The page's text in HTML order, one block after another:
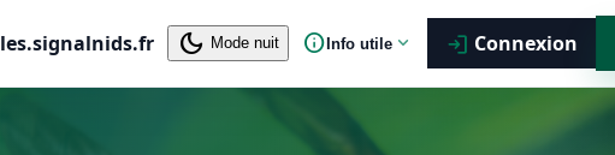
dark_mode Mode nuit infoInfo utile expand_more login Connexion